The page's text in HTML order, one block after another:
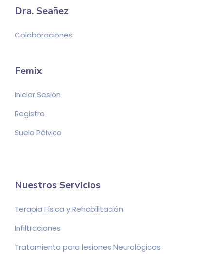
Dra. Seañez
Colaboraciones
Femix
Iniciar Sesión
Registro
Suelo Pélvico
Nuestros Servicios
Terapia Física y Rehabilitación
Infiltraciones
Tratamiento para lesiones Neurológicas